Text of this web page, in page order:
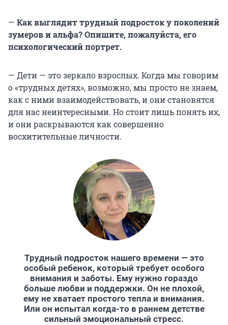
— Как выглядит трудный подросток у поколений
зумеров и альфа? Опишите, пожалуйста, его
психологический портрет.
— Дети — это зеркало взрослых. Когда мы говорим
о «трудных детях», возможно, мы просто не знаем,
как с ними взаимодействовать, и они становятся
для нас неинтересными. Но стоит лишь понять их,
и они раскрываются как совершенно
восхитительные личности.
Трудный подросток нашего времени — это
особый ребенок, который требует особого
внимания и заботы. Ему нужно гораздо
больше любви и поддержки. Он не плохой,
ему не хватает простого тепла и внимания.
Или он испытал когда-то в раннем детстве
сильный эмоциональный стресс.